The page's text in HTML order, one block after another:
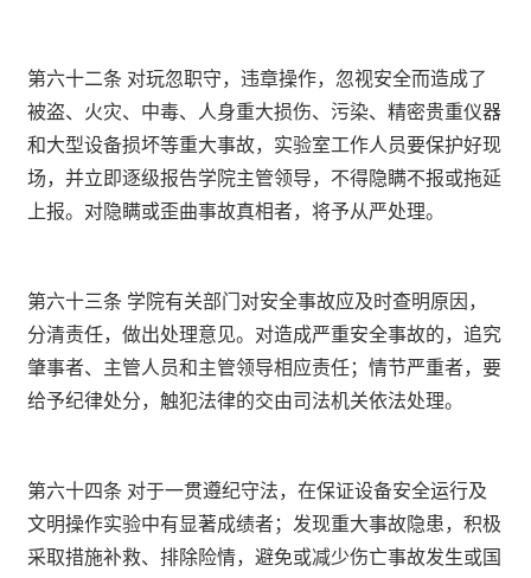
第六十二条 对玩忽职守，违章操作，忽视安全而造成了
被盗、火灾、中毒、人身重大损伤、污染、精密贵重仪器
和大型设备损坏等重大事故，实验室工作人员要保护好现
场，并立即逐级报告学院主管领导，不得隐瞒不报或拖延
上报。对隐瞒或歪曲事故真相者，将予从严处理。
第六十三条 学院有关部门对安全事故应及时查明原因，
分清责任，做出处理意见。对造成严重安全事故的，追究
肇事者、主管人员和主管领导相应责任；情节严重者，要
给予纪律处分，触犯法律的交由司法机关依法处理。
第六十四条 对于一贯遵纪守法，在保证设备安全运行及
文明操作实验中有显著成绩者；发现重大事故隐患，积极
采取措施补救、排除险情，避免或减少伤亡事故发生或国